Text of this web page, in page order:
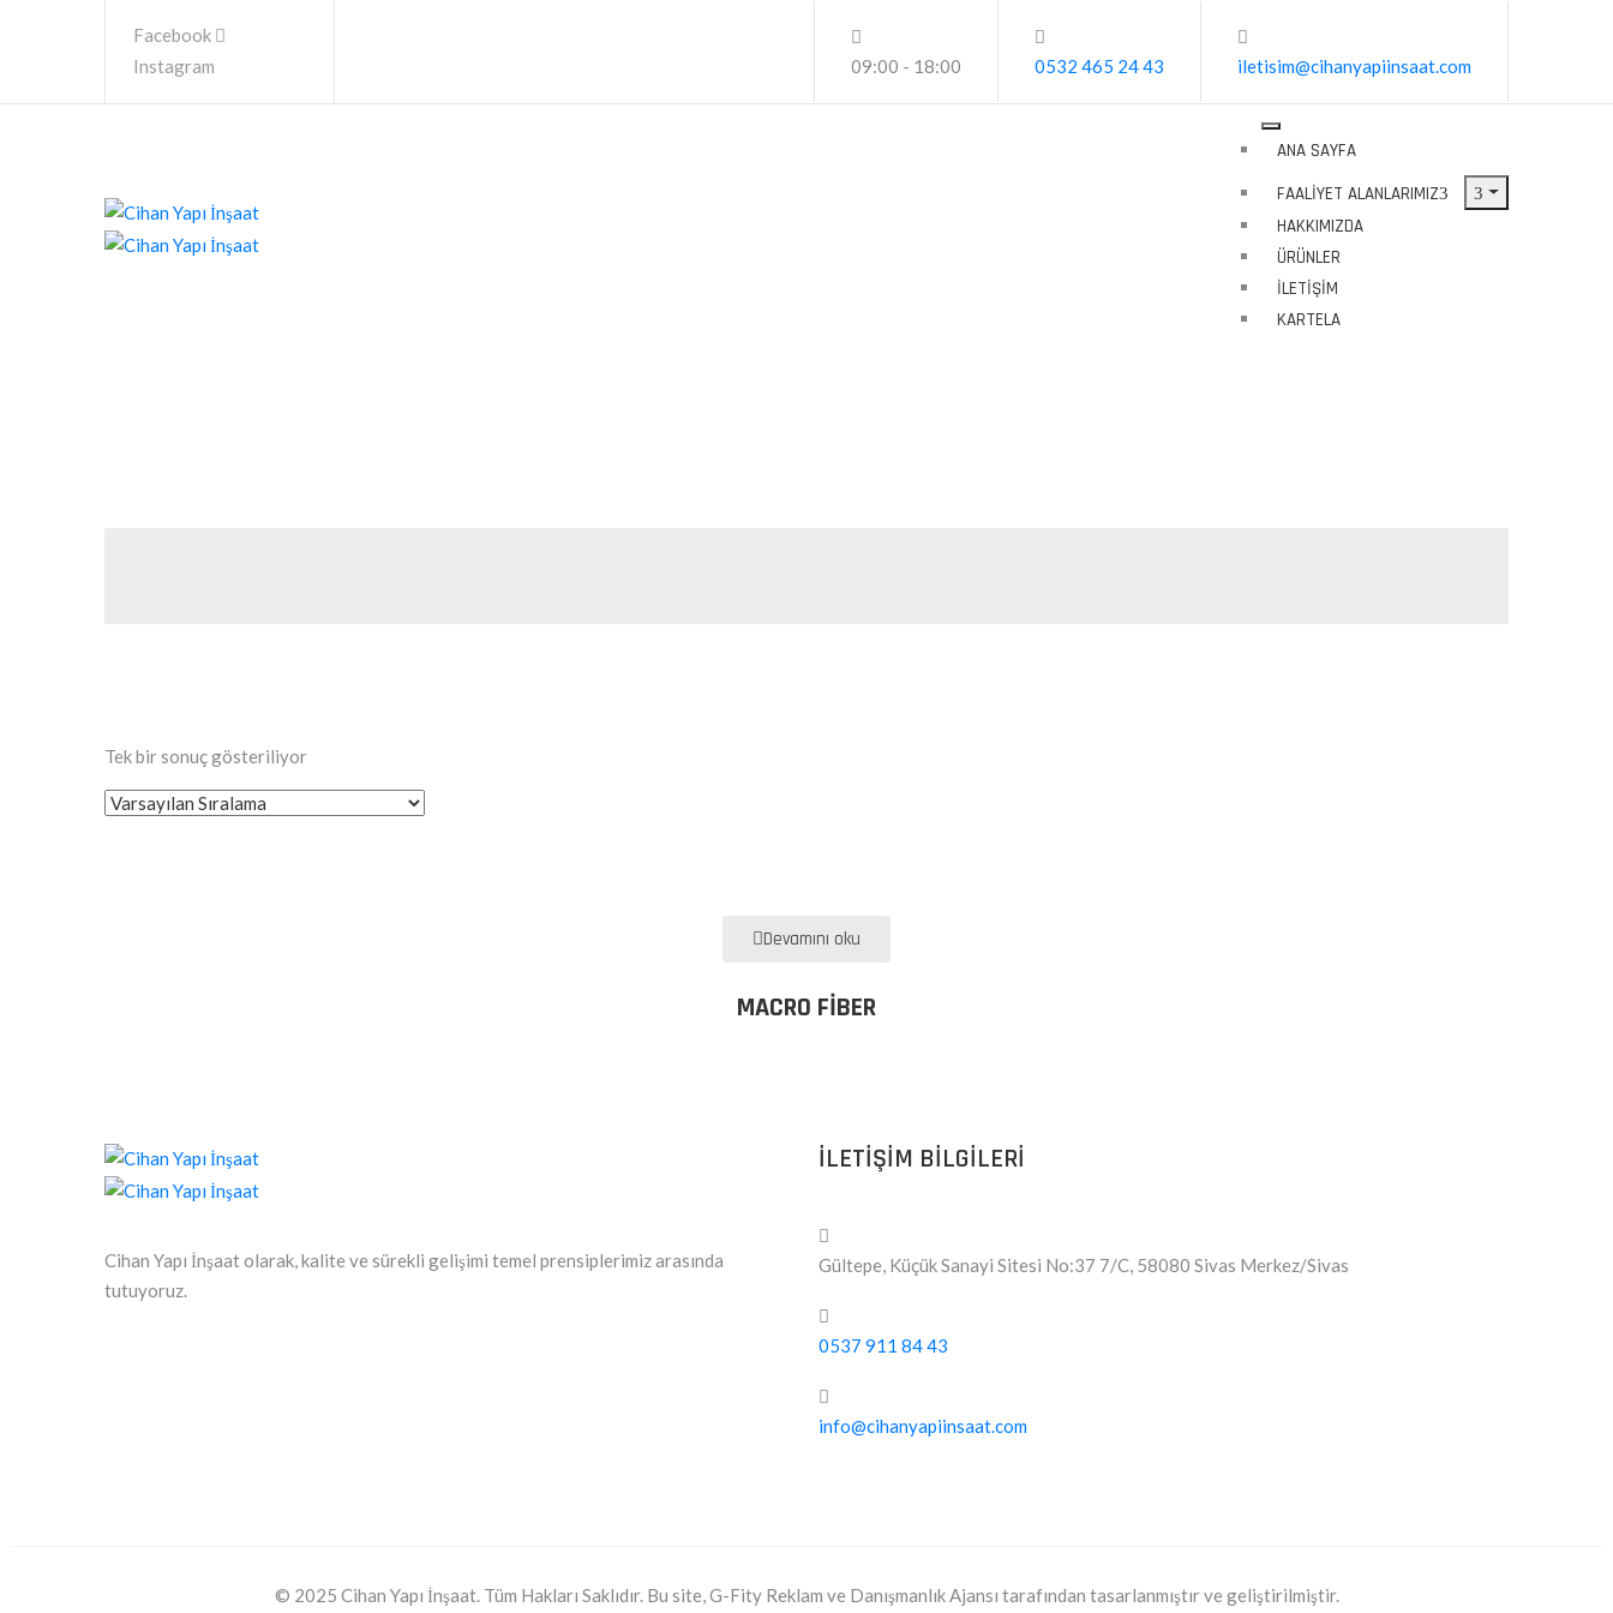
Facebook
Instagram
09:00 - 18:00 0532 465 24 43 iletisim@cihanyapiinsaat.com
ANA SAYFA
FAALIYET ALANLARIMIZ
HAKKIMIZDA
ÜRÜNLER
İLETIŞIM
KARTELA
Tek bir sonuç gösteriliyor
Devamını oku
MACRO FIBER
Cihan Yapı İnşaat olarak, kalite ve sürekli gelişimi temel prensiplerimiz arasında
tutuyoruz.
ILETIŞIM BILGILERI
Gültepe, Küçük Sanayi Sitesi No:37 7/C, 58080 Sivas Merkez/Sivas
0537 911 84 43
info@cihanyapiinsaat.com
© 2025 Cihan Yapı İnşaat. Tüm Hakları Saklıdır. Bu site, G-Fity Reklam ve Danışmanlık Ajansı tarafından tasarlanmıştır ve geliştirilmiştir.